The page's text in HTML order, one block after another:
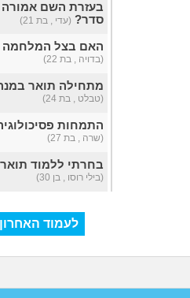
בעזרת השם אמורה
סדר? (עדי , בת 21)
האם בצל המלחמה תנאי
(בדויה , בת 22)
מתחילה תואר
(טבלט , בת 24)
התמחות
(שרה , בת 27)
בחרתי ללמוד
(בילי רוסו , בן 30)
לעמוד האחרון